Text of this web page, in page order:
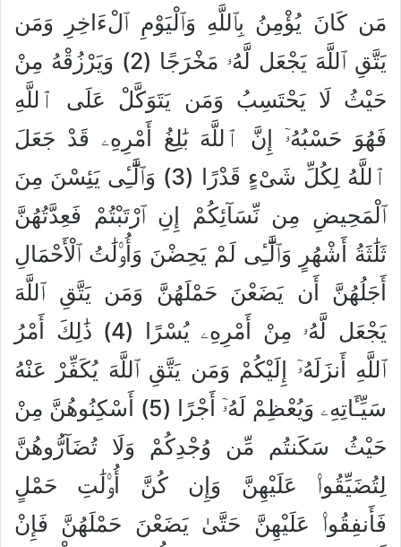
مَن كَانَ يُؤْمِنُ بِٱللَّهِ وَٱلْيَوْمِ ٱلْءَاخِرِ وَمَن
يَتَّقِ ٱللَّهَ يَجْعَل لَّهُۥ مَخْرَجًا (2) وَيَرْزُقْهُ مِنْ
حَيْثُ لَا يَحْتَسِبُ وَمَن يَتَوَكَّلْ عَلَى ٱللَّهِ
فَهُوَ حَسْبُهُۥٓ إِنَّ ٱللَّهَ بَٰلِغُ أَمْرِهِۦ قَدْ جَعَلَ
ٱللَّهُ لِكُلِّ شَىْءٍ قَدْرًا (3) وَٱلَّٰٓـِٔى يَئِسْنَ مِنَ
ٱلْمَحِيضِ مِن نِّسَآئِكُمْ إِنِ ٱرْتَبْتُمْ فَعِدَّتُهُنَّ
ثَلَٰثَةُ أَشْهُرٍ وَٱلَّٰٓـِٔى لَمْ يَحِضْنَ وَأُو۟لَٰتُ ٱلْأَحْمَالِ
أَجَلُهُنَّ أَن يَضَعْنَ حَمْلَهُنَّ وَمَن يَتَّقِ ٱللَّهَ
يَجْعَل لَّهُۥ مِنْ أَمْرِهِۦ يُسْرًا (4) ذَٰلِكَ أَمْرُ
ٱللَّهِ أَنزَلَهُۥٓ إِلَيْكُمْ وَمَن يَتَّقِ ٱللَّهَ يُكَفِّرْ عَنْهُ
سَيِّـَٔاتِهِۦ وَيُعْظِمْ لَهُۥٓ أَجْرًا (5) أَسْكِنُوهُنَّ مِنْ
حَيْثُ سَكَنتُم مِّن وُجْدِكُمْ وَلَا تُضَآرُّوهُنَّ
لِتُضَيِّقُوا۟ عَلَيْهِنَّ وَإِن كُنَّ أُو۟لَٰتِ حَمْلٍ
فَأَنفِقُوا۟ عَلَيْهِنَّ حَتَّىٰ يَضَعْنَ حَمْلَهُنَّ فَإِنْ